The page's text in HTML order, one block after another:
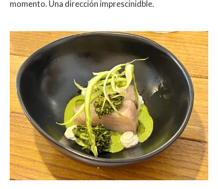
momento. Una dirección imprescinidble.